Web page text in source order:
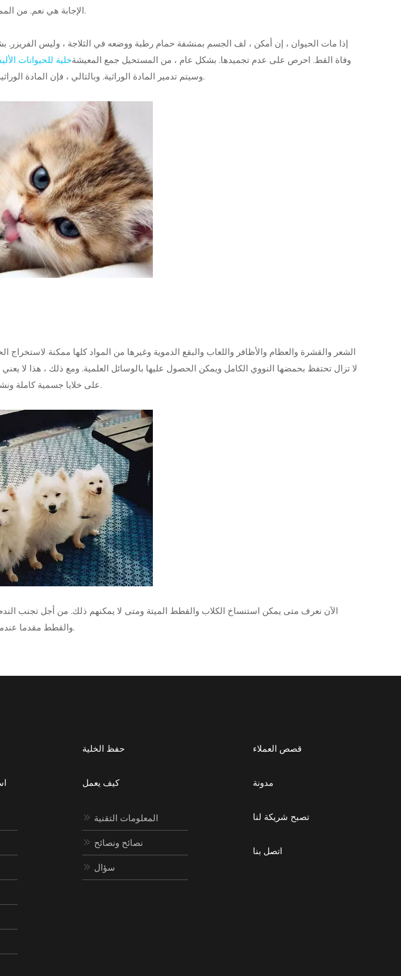
الإجابة هي نعم. منأو كلب إذا كان يمكن جمع الخلايا الحية وزراعتها بعد الموت.
إذا مات الحيوان ، إن أمكن ، لف الجسم بمنشفة حمام رطبة ووضعه في الثلاجة ، وليس
وفاة القط. احرص على عدم تجميدها. بشكل عام ، من المستحيل جمع المعيشةخلية للحيوانات
وسيتم تدمير المادة الوراثية. وبالتالي ، فإن المادة الوراثية في الخلايا المجمدة ستكون غير فعالة ولم يعد من الممكن استخدامها لاستنساخ الخلايا الحيوانية.
الشعر والقشرة والعظام والأظافر واللعاب والبقع الدموية وغيرها من المواد كلها ممكنة لاستخراج
لا تزال تحتفظ بحمضها النووي الكامل ويمكن الحصول عليها بالوسائل العلمية. ومع ذلك ، هذا لا
على خلايا جسمية كاملة ونشطة. الخلايا التي ماتت بسبب التمثيل الغذائي لم تعد قادرة على النمو والانقسام وإنتاج خلايا جديدة.
الآن نعرف متى يمكن استنساخ الكلاب والقطط الميتة ومتى لا يمكنهم ذلك. من أجل تجنب
والقطط مقدما عندما تكون صحية ، وذلك للحصول على فرصة للبدء مرة أخرى عندما يحدث شيء غير متوقع يوم واحد.
حفظ الخلية
كيف يعمل
 المعلومات التقنية
 نصائح ونصائح
 سؤال
قصص العملاء
مدونة
تصبح شريكة لنا
اتصل بنا